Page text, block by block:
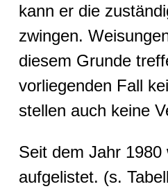
kann er die
zwingen.
diesem Grunde
vorliegenden Fall
stellen auch keine
Seit dem Jahr
aufgelistet. (s.